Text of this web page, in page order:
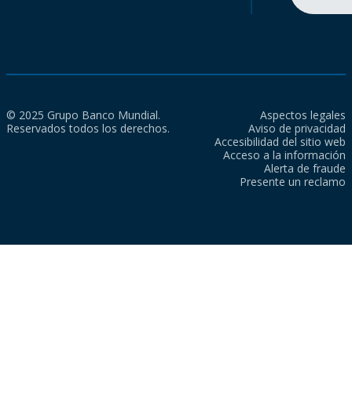
© 2025 Grupo Banco Mundial.
Reservados todos los derechos.
Aspectos legales
Aviso de privacidad
Accesibilidad del sitio web
Acceso a la información
Alerta de fraude
Presente un reclamo